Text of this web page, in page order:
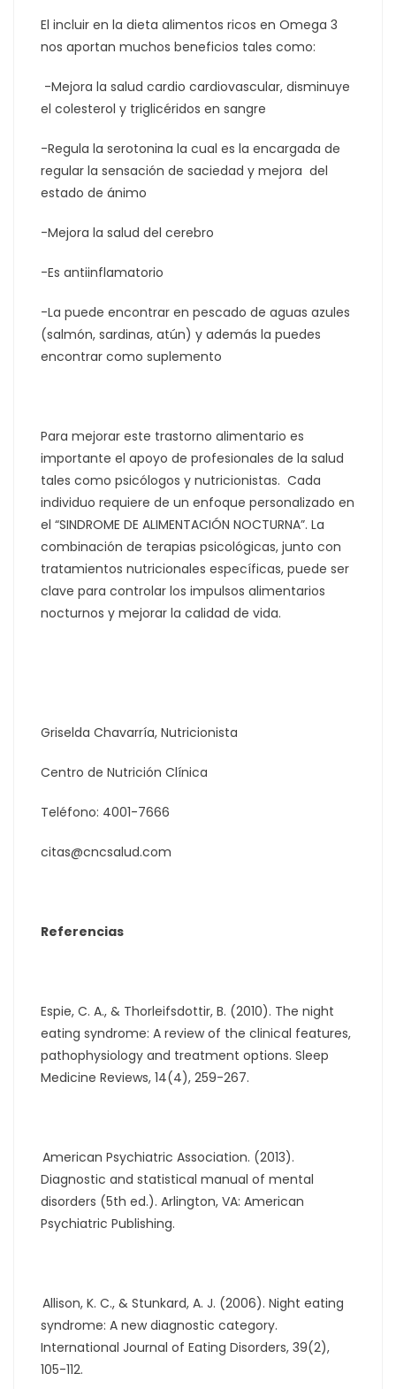
El incluir en la dieta alimentos ricos en Omega 3
nos aportan muchos beneficios tales como:
-Mejora la salud cardio cardiovascular, disminuye
el colesterol y triglicéridos en sangre
-Regula la serotonina la cual es la encargada de
regular la sensación de saciedad y mejora del
estado de ánimo
-Mejora la salud del cerebro
-Es antiinflamatorio
-La puede encontrar en pescado de aguas azules
(salmón, sardinas, atún) y además la puedes
encontrar como suplemento
Para mejorar este trastorno alimentario es
importante el apoyo de profesionales de la salud
tales como psicólogos y nutricionistas. Cada
individuo requiere de un enfoque personalizado en
el “SINDROME DE ALIMENTACIÓN NOCTURNA”. La
combinación de terapias psicológicas, junto con
tratamientos nutricionales específicas, puede ser
clave para controlar los impulsos alimentarios
nocturnos y mejorar la calidad de vida.
Griselda Chavarría, Nutricionista
Centro de Nutrición Clínica
Teléfono: 4001-7666
citas@cncsalud.com
Referencias
Espie, C. A., & Thorleifsdottir, B. (2010). The night
eating syndrome: A review of the clinical features,
pathophysiology and treatment options. Sleep
Medicine Reviews, 14(4), 259-267.
American Psychiatric Association. (2013).
Diagnostic and statistical manual of mental
disorders (5th ed.). Arlington, VA: American
Psychiatric Publishing.
Allison, K. C., & Stunkard, A. J. (2006). Night eating
syndrome: A new diagnostic category.
International Journal of Eating Disorders, 39(2),
105-112.